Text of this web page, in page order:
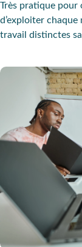
Très pratique pour
d’exploiter chaque
travail distinctes